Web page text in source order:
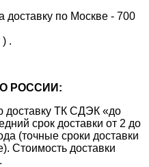
доставку по Москве - 700
.
РОССИИ:
доставку ТК СДЭК «до
срок доставки от 2 до
(точные сроки доставки
Стоимость доставки